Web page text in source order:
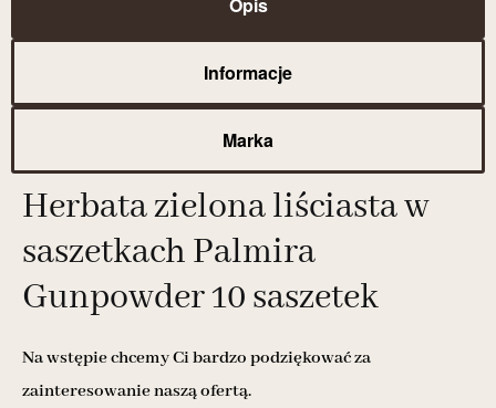
Opis
Informacje
Marka
Herbata zielona liściasta w
saszetkach Palmira
Gunpowder 10 saszetek
Na wstępie chcemy Ci bardzo podziękować za
zainteresowanie naszą ofertą.